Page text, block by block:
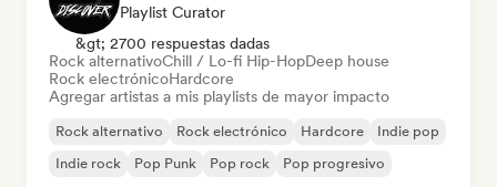
Playlist Curator
&gt; 2700 respuestas dadas
Rock alternativoChill / Lo-fi Hip-HopDeep house
Rock electrónicoHardcore
Agregar artistas a mis playlists de mayor impacto
Rock alternativo Rock electrónico Hardcore
Indie pop
Indie rock
Pop Punk Pop rock Pop progresivo